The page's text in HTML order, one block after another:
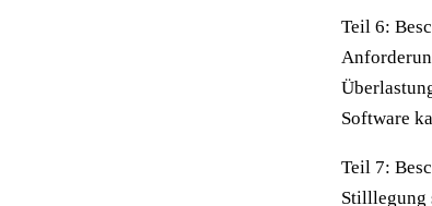
Teil 6:
Software
Teil 7:
Stilllegung